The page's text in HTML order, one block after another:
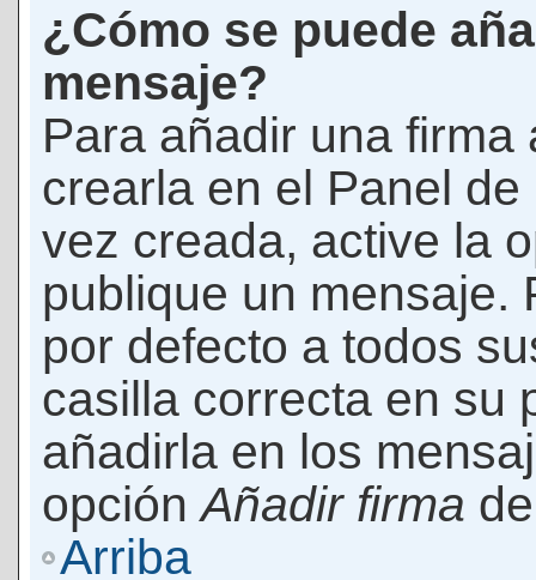
¿Cómo se puede
mensaje?
Para añadir una
crearla en el Panel
vez creada, active la
publique un mensaje.
por defecto a todos
casilla correcta en su
añadirla en los
opciónAñadir firma
Arriba